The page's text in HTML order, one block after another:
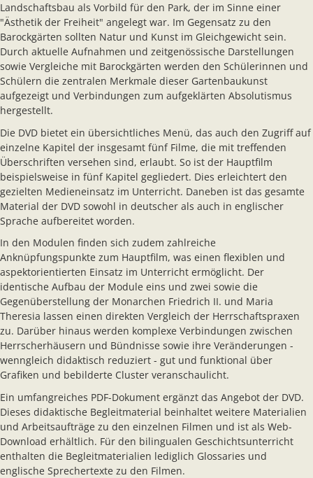
Landschaftsbau als Vorbild für den Park, der im Sinne einer
"Ästhetik der Freiheit" angelegt war. Im Gegensatz zu den
Barockgärten sollten Natur und Kunst im Gleichgewicht sein.
Durch aktuelle Aufnahmen und zeitgenössische Darstellungen
sowie Vergleiche mit Barockgärten werden den Schülerinnen und
Schülern die zentralen Merkmale dieser Gartenbaukunst
aufgezeigt und Verbindungen zum aufgeklärten Absolutismus
hergestellt.
Die DVD bietet ein übersichtliches Menü, das auch den Zugriff auf
einzelne Kapitel der insgesamt fünf Filme, die mit treffenden
Überschriften versehen sind, erlaubt. So ist der Hauptfilm
beispielsweise in fünf Kapitel gegliedert. Dies erleichtert den
gezielten Medieneinsatz im Unterricht. Daneben ist das gesamte
Material der DVD sowohl in deutscher als auch in englischer
Sprache aufbereitet worden.
In den Modulen finden sich zudem zahlreiche
Anknüpfungspunkte zum Hauptfilm, was einen flexiblen und
aspektorientierten Einsatz im Unterricht ermöglicht. Der
identische Aufbau der Module eins und zwei sowie die
Gegenüberstellung der Monarchen Friedrich II. und Maria
Theresia lassen einen direkten Vergleich der Herrschaftspraxen
zu. Darüber hinaus werden komplexe Verbindungen zwischen
Herrscherhäusern und Bündnisse sowie ihre Veränderungen -
wenngleich didaktisch reduziert - gut und funktional über
Grafiken und bebilderte Cluster veranschaulicht.
Ein umfangreiches PDF-Dokument ergänzt das Angebot der DVD.
Dieses didaktische Begleitmaterial beinhaltet weitere Materialien
und Arbeitsaufträge zu den einzelnen Filmen und ist als Web-
Download erhältlich. Für den bilingualen Geschichtsunterricht
enthalten die Begleitmaterialien lediglich Glossaries und
englische Sprechertexte zu den Filmen.